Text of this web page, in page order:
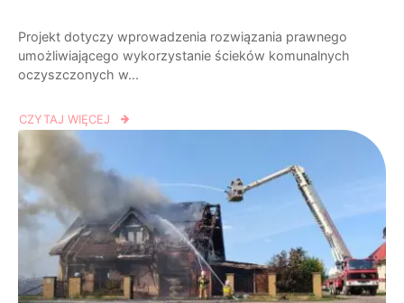
Projekt dotyczy wprowadzenia rozwiązania prawnego
umożliwiającego wykorzystanie ścieków komunalnych
oczyszczonych w...
CZYTAJ WIĘCEJ